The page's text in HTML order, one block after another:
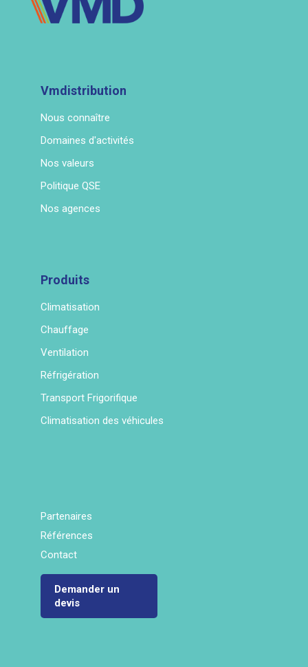
Vmdistribution
Nous connaître
Domaines d'activités
Nos valeurs
Politique QSE
Nos agences
Produits
Climatisation
Chauffage
Ventilation
Réfrigération
Transport Frigorifique
Climatisation des véhicules
Partenaires
Références
Contact
Demander un
devis